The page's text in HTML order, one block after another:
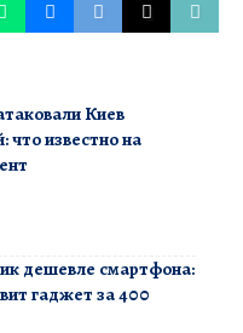
Киев
что известно на
дешевле смартфона:
гаджет за 400